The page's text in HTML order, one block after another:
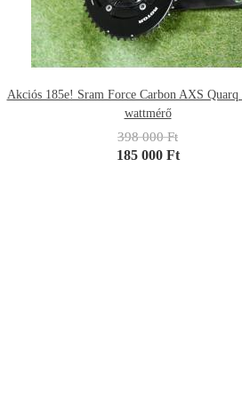
Akciós 185e! Sram Force Carbon AXS Quarq
wattmérő
398 000 Ft
185 000 Ft